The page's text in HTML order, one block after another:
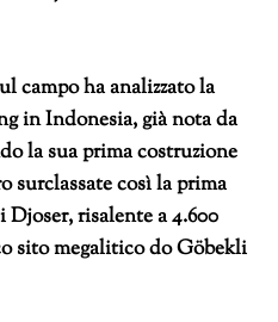
campo ha analizzato la
in Indonesia, già nota da
la sua prima costruzione
surclassate così la prima
Djoser, risalente a 4.600
sito megalitico do Göbekli